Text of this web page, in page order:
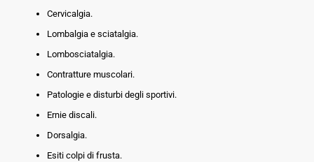
Cervicalgia.
Lombalgia e sciatalgia.
Lombosciatalgia.
Contratture muscolari.
Patologie e disturbi degli sportivi.
Ernie discali.
Dorsalgia.
Esiti colpi di frusta.